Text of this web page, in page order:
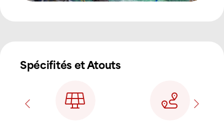
Spécifités et Atouts